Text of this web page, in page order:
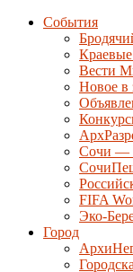
События
Вести
Новое в
Сочи —
FIFA
Эко-
Город